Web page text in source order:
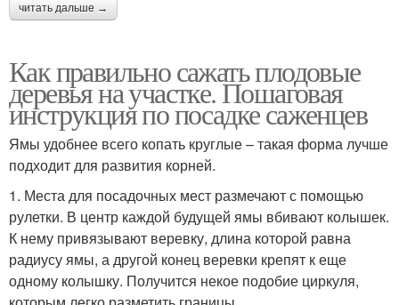
читать дальше →
Как правильно сажать плодовые
деревья на участке. Пошаговая
инструкция по посадке саженцев
Ямы удобнее всего копать круглые – такая форма лучше
подходит для развития корней.
1. Места для посадочных мест размечают с помощью
рулетки. В центр каждой будущей ямы вбивают колышек.
К нему привязывают веревку, длина которой равна
радиусу ямы, а другой конец веревки крепят к еще
одному колышку. Получится некое подобие циркуля,